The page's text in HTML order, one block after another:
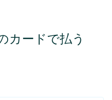
カードで払う